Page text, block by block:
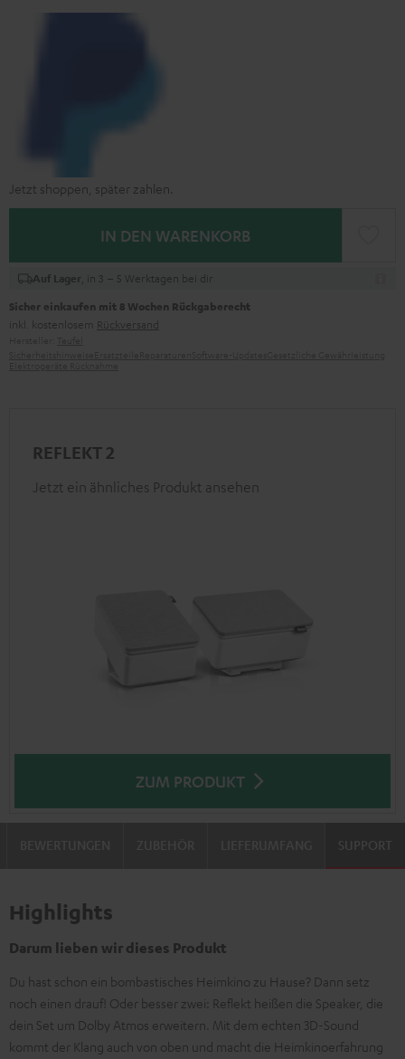
Jetzt shoppen, später zahlen.
IN DEN WARENKORB
Auf Lager , in 3 – 5 Werktagen bei dir
Sicher einkaufen mit 8 Wochen Rückgaberecht
inkl. kostenlosem Rückversand
REFLEKT 2
Jetzt ein ähnliches Produkt ansehen
ZUM PRODUKT
SUPPORT
Highlights
Darum lieben wir dieses Produkt
Du hast schon ein bombastisches Heimkino zu Hause? Dann setz
noch einen drauf! Oder besser zwei: Reflekt heißen die Speaker, die
dein Set um Dolby Atmos erweitern. Mit dem echten 3D-Sound
kommt der Klang auch von oben und macht die Heimkinoerfahrung